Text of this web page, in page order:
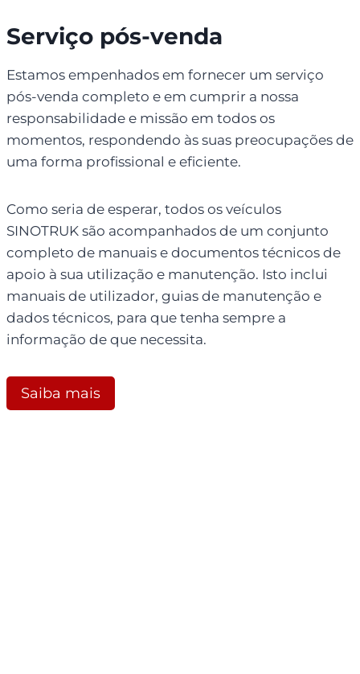
Serviço pós-venda
Estamos empenhados em fornecer um serviço
pós-venda completo e em cumprir a nossa
responsabilidade e missão em todos os
momentos, respondendo às suas preocupações de
uma forma profissional e eficiente.
Como seria de esperar, todos os veículos
SINOTRUK são acompanhados de um conjunto
completo de manuais e documentos técnicos de
apoio à sua utilização e manutenção. Isto inclui
manuais de utilizador, guias de manutenção e
dados técnicos, para que tenha sempre a
informação de que necessita.
Saiba mais